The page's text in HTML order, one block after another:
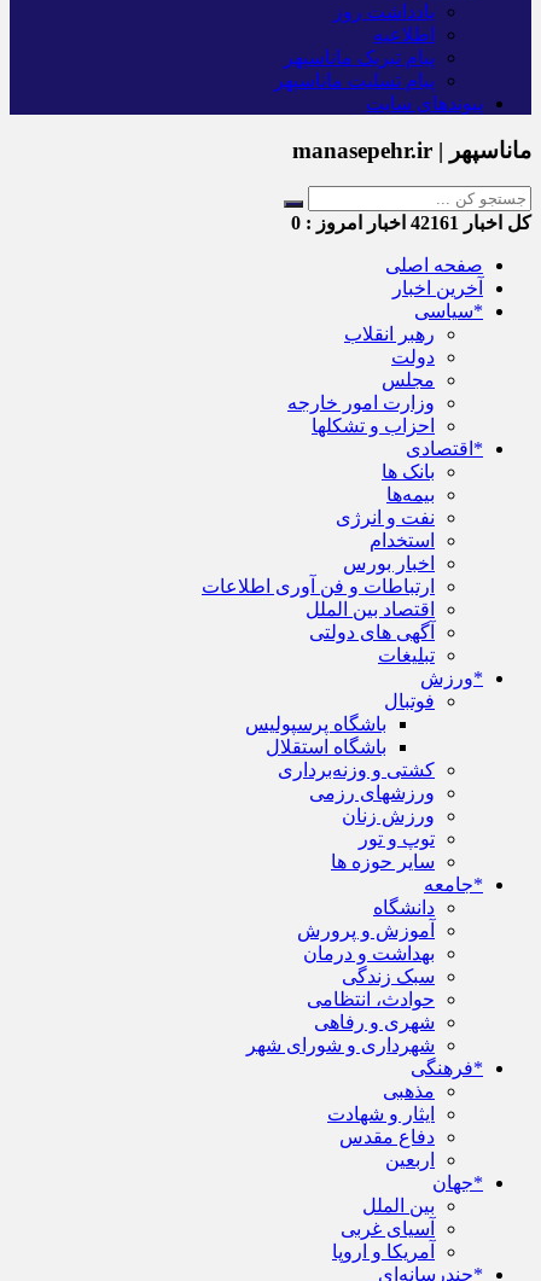
یادداشت روز
اطلاعیه
پیام تبریک ماناسپهر
پیام تسلیت ماناسپهر
پیوندهای سایت
ماناسپهر | manasepehr.ir
کل اخبار اخبار امروز : 0
صفحه اصلی
آخرین اخبار
*سیاسی
رهبر انقلاب
دولت
مجلس
وزارت امور خارجه
احزاب و تشکلها
*اقتصادی
بانک ها
بیمه‌ها
نفت و انرژی
استخدام
اخبار بورس
ارتباطات و فن آوری اطلاعات
اقتصاد بین الملل
آگهی های دولتی
تبلیغات
*ورزش
فوتبال
باشگاه پرسپولیس
باشگاه استقلال
کشتی و وزنه‌برداری
ورزشهای رزمی
ورزش زنان
توپ و تور
سایر حوزه ها
*جامعه
دانشگاه
آموزش و پرورش
بهداشت و درمان
سبک زندگی
حوادث، انتظامی
شهری و رفاهی
شهرداری و شورای شهر
*فرهنگی
مذهبی
ایثار و شهادت
دفاع مقدس
اربعین
*جهان
بین الملل
آسیای غربی
آمریکا و اروپا
*چندرسانه‌ای